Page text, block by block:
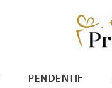
PENDENTIF